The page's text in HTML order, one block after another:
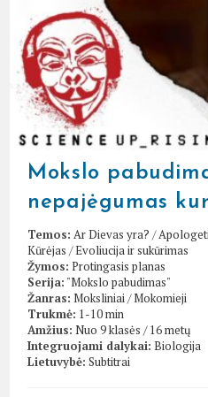
Mokslo
nepajėgumas
Temos: Ar Dievas yra? /
Kūrėjas /Evoliucija ir sukūrimas
Žymos: Protingasis planas
Serija: "Mokslo pabudimas"
Žanras: Moksliniai/Mokomieji
Trukmė: 1-10 min
Amžius: Nuo 9 klasės / 16 metų
Integruojami dalykai: Biologija
Lietuvybė: Subtitrai